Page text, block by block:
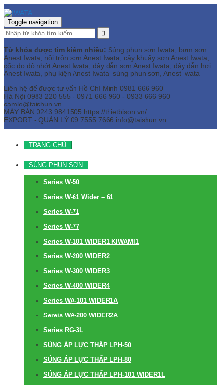
Toggle navigation
Từ khóa được tìm kiếm nhiều: Súng phun sơn Iwata, bơm sơn
Anest Iwata, nồi trộn sơn Anest Iwata, cây khuấy sơn Anest Iwata,
cốc đo độ nhớt Anest Iwata, dây dẫn sơn Anest Iwata, dây dẫn hơi
Anest Iwata, phụ kiện Anest Iwata, súng phun sơn, Anest Iwata
Liên hệ để được tư vấn Hồ Chí Minh 0981 666 960
Hà Nội 0983 220 555 - 0971 666 960 - 0933 666 960
camle@taishun.vn
MÁY BÀN 0243 9841505 https://thietbison.vn/
EXPORT - QUẢN LÝ 09 7555 7666 info@taishun.vn
TRANG CHỦ
SÚNG PHUN SƠN
Series W-50
Series W-61 Wider – 61
Series W-71
Series W-77
Series W-101 WIDER1 KIWAMI1
Series W-200 WIDER2
Series W-300 WIDER3
Series W-400 WIDER4
Series WA-101 WIDER1A
Sereis WA-200 WIDER2A
Series RG-3L
SÚNG ÁP LỰC THẤP LPH-50
SÚNG ÁP LỰC THẤP LPH-80
SÚNG ÁP LỰC THẤP LPH-101 WIDER1L